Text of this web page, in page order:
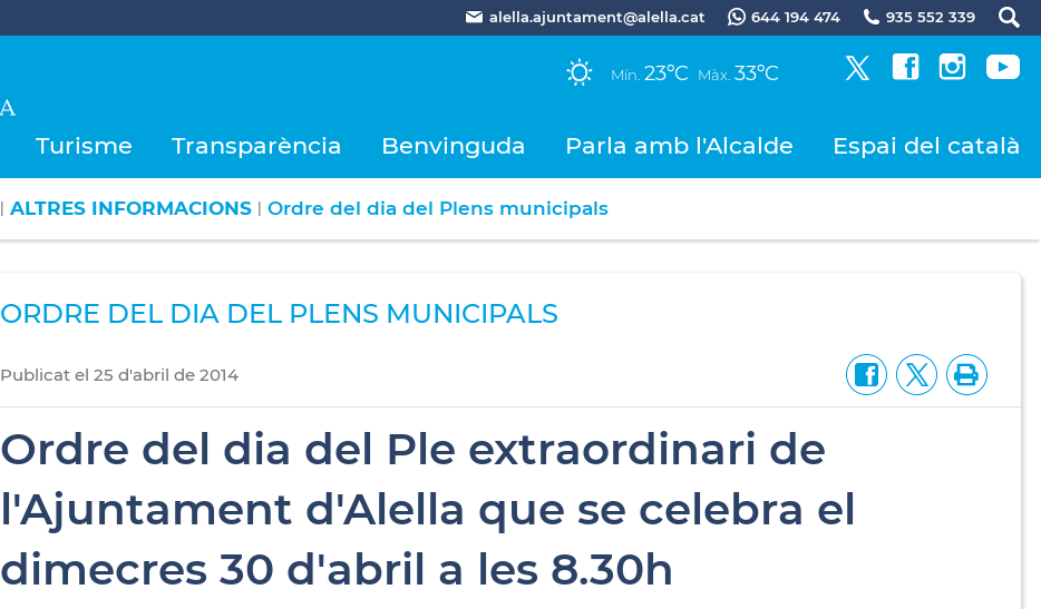
alella.ajuntament@alella.cat 644 194 474 935 552 339
Mín. 23ºC Màx. 33ºC
Turisme Transparència Benvinguda Parla amb l'Alcalde Espai del català
| ALTRES INFORMACIONS | Ordre del dia del Plens municipals
ORDRE DEL DIA DEL PLENS MUNICIPALS
Publicat el 25 d'abril de2014
Ordre del dia del Ple extraordinari de
l'Ajuntament d'Alella que se celebra el
dimecres 30 d'abril a les 8.30h